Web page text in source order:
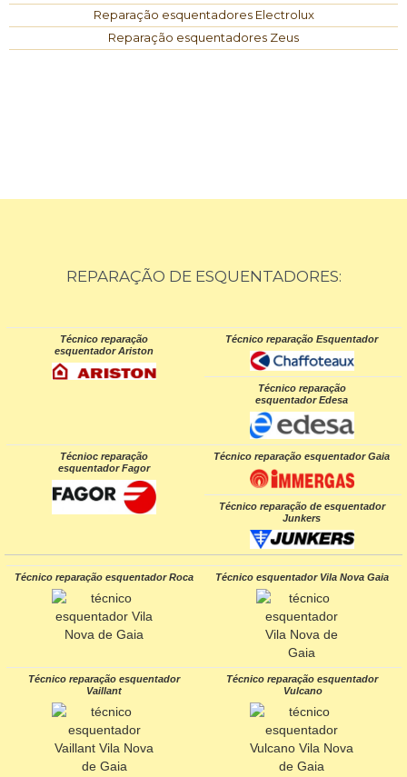
Reparação esquentadores Electrolux
Reparação esquentadores Zeus
REPARAÇÃO DE ESQUENTADORES:
Técnico reparação
esquentador Ariston
Técnico reparação Esquentador
Técnico reparação
esquentador Edesa
Técnioc reparação
esquentador Fagor
Técnico reparação esquentador Gaia
Técnico reparação de esquentador
Junkers
Técnico reparação esquentador Roca Técnico esquentador Vila Nova Gaia
Técnico reparação esquentador
Vaillant
Técnico reparação esquentador
Vulcano